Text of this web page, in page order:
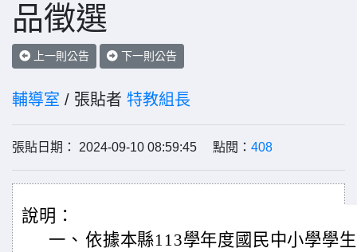
品徵選
上一則公告 下一則公告
輔導室 / 張貼者 特教組長
張貼日期： 2024-09-10 08:59:45 點閱： 408
說明：
一、 依據本縣113學年度國民中小學學